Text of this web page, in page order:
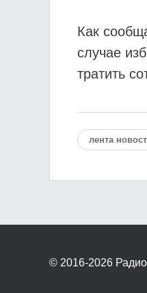
Как
случае
тратить
лента
© 2016-2026